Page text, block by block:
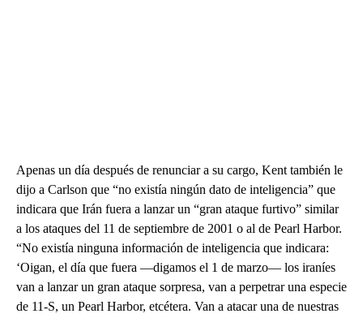
Apenas un día después de renunciar a su cargo, Kent también le
dijo a Carlson que “no existía ningún dato de inteligencia” que
indicara que Irán fuera a lanzar un “gran ataque furtivo” similar
a los ataques del 11 de septiembre de 2001 o al de Pearl Harbor.
“No existía ninguna información de inteligencia que indicara:
‘Oigan, el día que fuera —digamos el 1 de marzo— los iraníes
van a lanzar un gran ataque sorpresa, van a perpetrar una especie
de 11-S, un Pearl Harbor, etcétera. Van a atacar una de nuestras